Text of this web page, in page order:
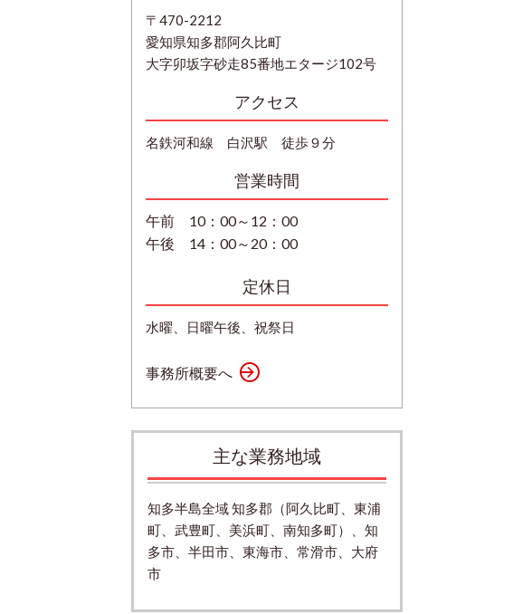
〒470-2212
愛知県知多郡阿久比町
大字卯坂字砂走85番地エタージ102号
アクセス
名鉄河和線 白沢駅 徒歩９分
営業時間
午前 10：00～12：00
午後 14：00～20：00
定休日
水曜、日曜午後、祝祭日
事務所概要へ
主な業務地域
知多半島全域 知多郡（阿久比町、東浦
町、武豊町、美浜町、南知多町）、知
多市、半田市、東海市、常滑市、大府
市